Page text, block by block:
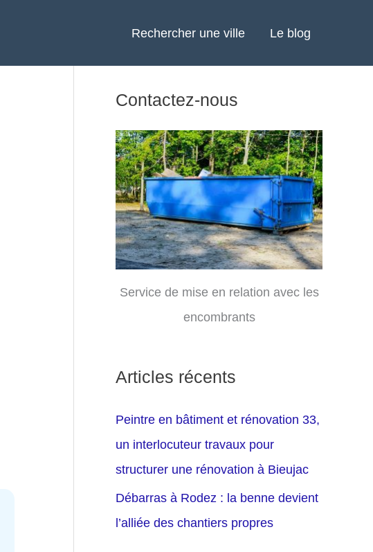
Rechercher une ville Le blog
Contactez-nous
Service de mise en relation avec les
encombrants
Articles récents
Peintre en bâtiment et rénovation 33,
un interlocuteur travaux pour
structurer une rénovation à Bieujac
Débarras à Rodez : la benne devient
l’alliée des chantiers propres